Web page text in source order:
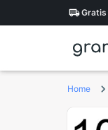
Gratis
Home